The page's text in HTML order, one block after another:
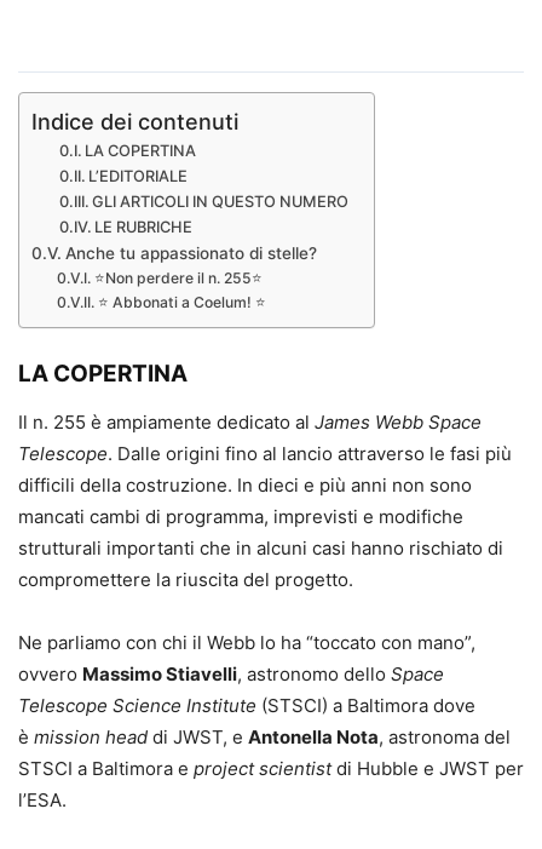
Indice dei contenuti
LA COPERTINA
L’EDITORIALE
GLI ARTICOLI IN QUESTO NUMERO
LE RUBRICHE
Anche tu appassionato di stelle?
⭐Non perdere il n. 255⭐
⭐ Abbonati a Coelum! ⭐
LA COPERTINA
Il n. 255 è ampiamente dedicato al James Webb Space
Telescope. Dalle origini fino al lancio attraverso le fasi più
difficili della costruzione. In dieci e più anni non sono
mancati cambi di programma, imprevisti e modifiche
strutturali importanti che in alcuni casi hanno rischiato di
compromettere la riuscita del progetto.
Ne parliamo con chi il Webb lo ha “toccato con mano”,
ovvero Massimo Stiavelli, astronomo dello Space
Telescope Science Institute (STSCI) a Baltimora dove
è mission head di JWST, e Antonella Nota, astronoma del
STSCI a Baltimora e project scientistdi Hubble e JWST per
l’ESA.